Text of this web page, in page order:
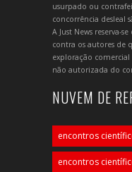
usurpado ou
concorrência desleal
A Just News reserva-
contra os autores de
exploração
não autorizada do
NUVEM DE
encontros
encontros